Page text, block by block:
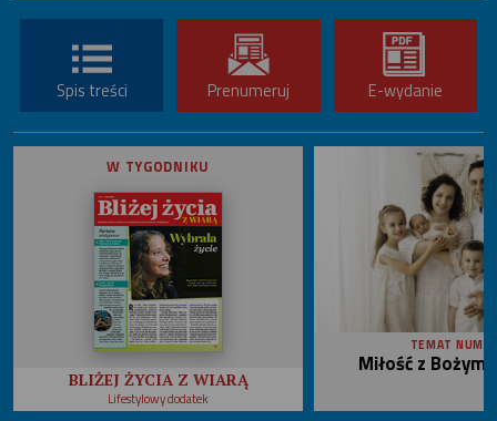
Spis treści Prenumeruj E-wydanie
W TYGODNIKU
BLIŻEJ ŻYCIA Z WIARĄ
Lifestylowy dodatek
TEMAT
Miłość z